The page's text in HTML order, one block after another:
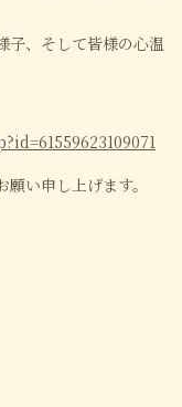
、そして皆様の心温
い申し上げます。